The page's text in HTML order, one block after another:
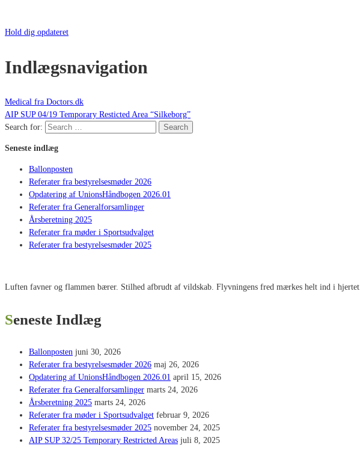
Hold dig opdateret
Indlægsnavigation
Medical fra Doctors.dk
AIP SUP 04/19 Temporary Resticted Area “Silkeborg”
Search for:
Search
Seneste indlæg
Ballonposten
Referater fra bestyrelsesmøder 2026
Opdatering af UnionsHåndbogen 2026.01
Referater fra Generalforsamlinger
Årsberetning 2025
Referater fra møder i Sportsudvalget
Referater fra bestyrelsesmøder 2025
Luften favner og flammen bærer. Stilhed afbrudt af vildskab. Flyvningens fred mærkes helt ind i hjertet.
Seneste Indlæg
Ballonposten juni 30, 2026
Referater fra bestyrelsesmøder 2026 maj 26, 2026
Opdatering af UnionsHåndbogen 2026.01 april 15, 2026
Referater fra Generalforsamlinger marts 24, 2026
Årsberetning 2025 marts 24, 2026
Referater fra møder i Sportsudvalget februar 9, 2026
Referater fra bestyrelsesmøder 2025 november 24, 2025
AIP SUP 32/25 Temporary Restricted Areas juli 8, 2025